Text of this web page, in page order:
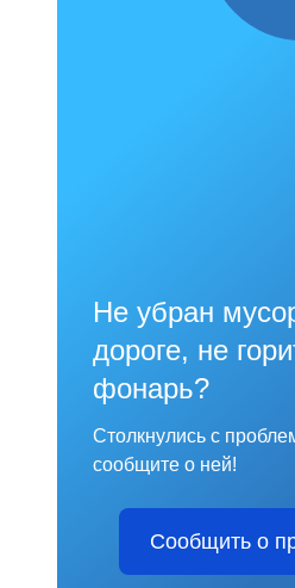
Не убран
дороге, не
фонарь?
Столкнулись с
сообщите о ней!
Сообщить о